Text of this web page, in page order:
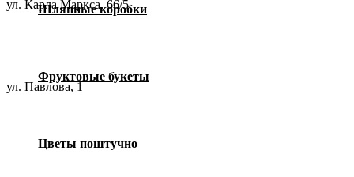
Шляпные коробки
Фруктовые букеты
Цветы поштучно
ул. Карла Маркса, 66/5
ул. Павлова, 1